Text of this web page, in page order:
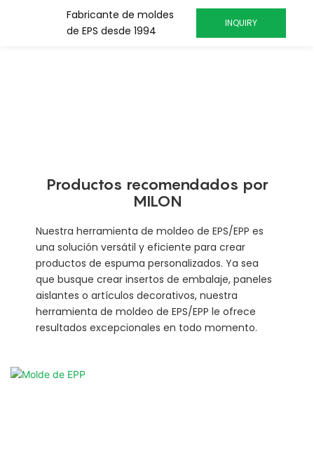
Fabricante de moldes
de EPS desde 1994
INQUIRY
Productos recomendados por
MILON
Nuestra herramienta de moldeo de EPS/EPP es
una solución versátil y eficiente para crear
productos de espuma personalizados. Ya sea
que busque crear insertos de embalaje, paneles
aislantes o artículos decorativos, nuestra
herramienta de moldeo de EPS/EPP le ofrece
resultados excepcionales en todo momento.